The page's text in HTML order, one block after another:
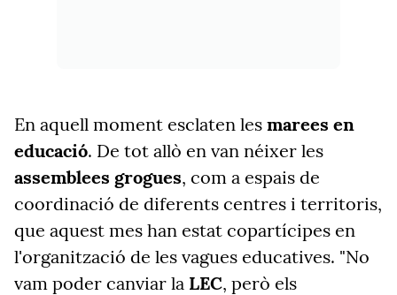
En aquell moment esclaten les marees en
educació. De tot allò en van néixer les
assemblees grogues, com a espais de
coordinació de diferents centres i territoris,
que aquest mes han estat copartícipes en
l'organització de les vagues educatives. "No
vam poder canviar la LEC, però els